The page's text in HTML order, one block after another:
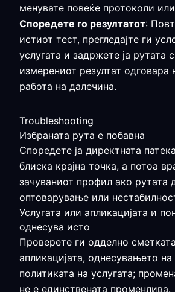
менувате повеќе протоколи
Споредете го резултатот:
истиот тест, прегледајте ги
услугата и задржете ја рутата
измерениот резултат одговара
работа на далечина.
Troubleshooting
Избраната рута е побавна
Споредете ја директната
блиска крајна точка, а потоа
зачуваниот профил ако рутата
оптоварување или
Услугата или апликацијата и
однесува исто
Проверете ги одделно
апликацијата, однесувањето на
политиката на услугата;
не е единствената променлива.